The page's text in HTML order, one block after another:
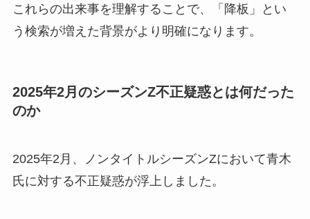
これらの出来事を理解することで、「降板」とい
う検索が増えた背景がより明確になります。
2025年2月のシーズンZ不正疑惑とは何だった
のか
2025年2月、ノンタイトルシーズンZにおいて青木
氏に対する不正疑惑が浮上しました。